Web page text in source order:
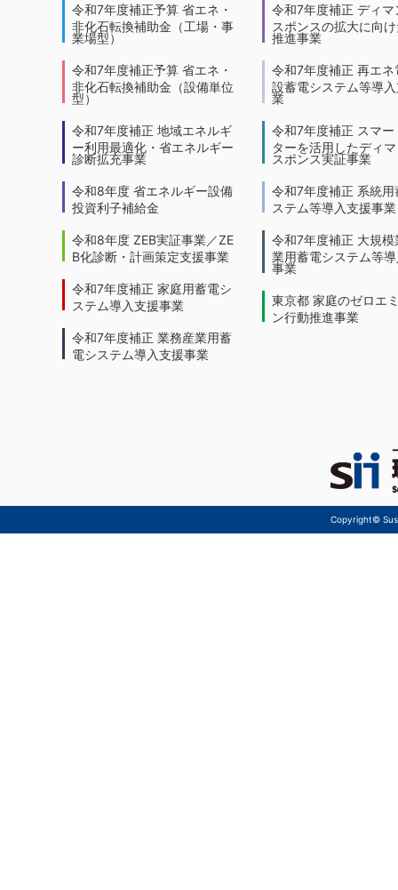
令和7年度補正予算 省エネ・
非化石転換補助金（工場・事
業場型）
令和7年度補正予算 省エネ・
非化石転換補助金（設備単位
型）
令和7年度補正 地域エネルギ
ー利用最適化・省エネルギー
診断拡充事業
令和8年度 省エネルギー設備
投資利子補給金
令和8年度 ZEB実証事業／ZE
B化診断・計画策定支援事業
令和7年度補正 家庭用蓄電シ
ステム導入支援事業
令和7年度補正 業務産業用蓄
電システム導入支援事業
令和7年度補正 ディマ
スポンスの拡大に向
推進事業
令和7年度補正 再エネ
設蓄電システム等導
業
令和7年度補正 スマー
ターを活用したディ
スポンス実証事業
令和7年度補正 系統用
ステム等導入支援事業
令和7年度補正 大規模
業用蓄電システム等
事業
東京都 家庭のゼロエ
ン行動推進事業
Copyright©